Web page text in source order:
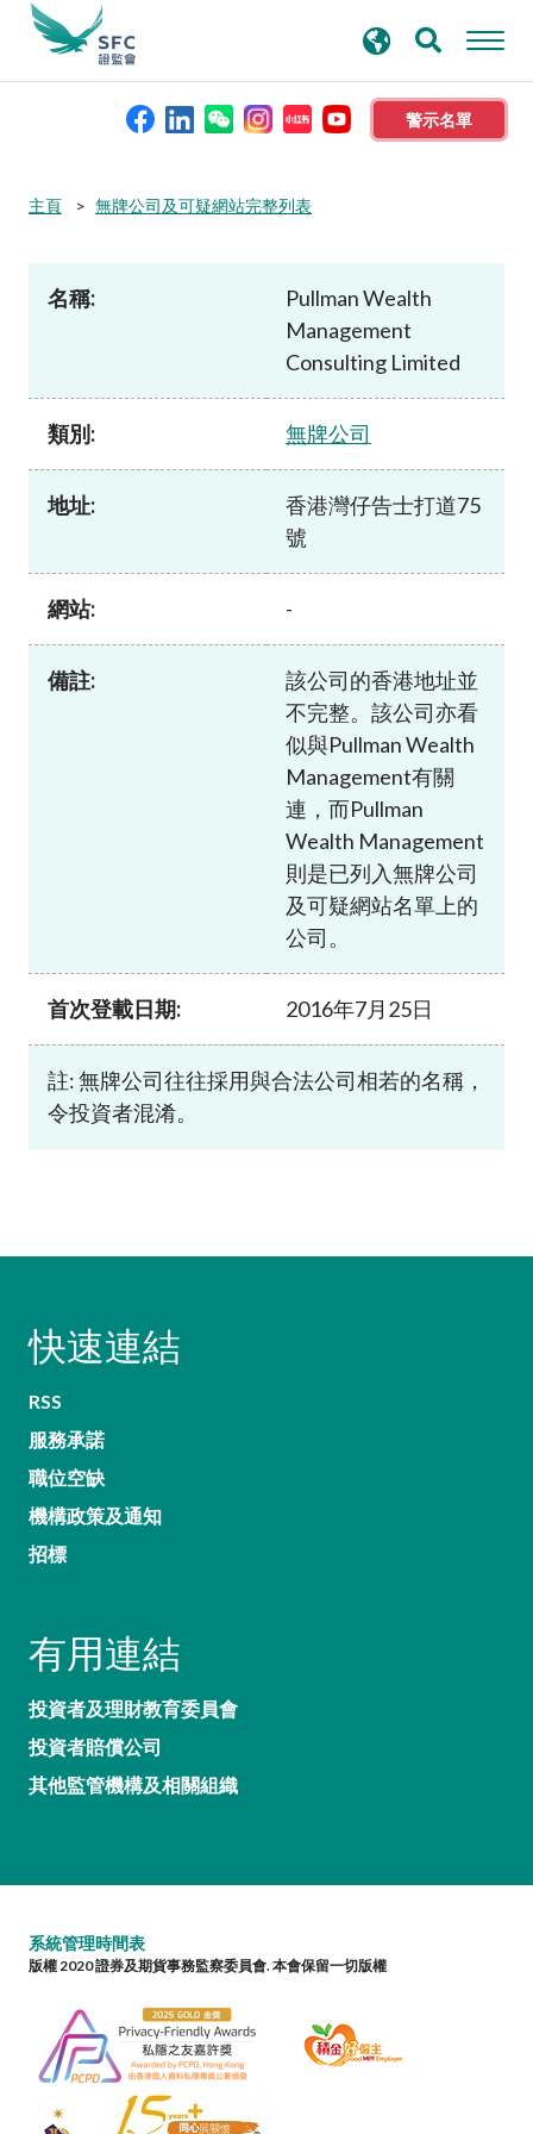
警示名單
本會簡介
尋
主頁 無牌公司及可疑網站完整列表
名稱:
Pullman Wealth
Management
Consulting Limited
類別: 無牌公司
地址:
香港灣仔告士打道75
號
網站: -
備註:
該公司的香港地址並
不完整。該公司亦看
似與Pullman Wealth
Management有關
連，而Pullman
Wealth Management
則是已列入無牌公司
及可疑網站名單上的
公司。
首次登載日期: 2016年7月25日
註: 無牌公司往往採用與合法公司相若的名稱，
令投資者混淆。
快速連結
RSS
服務承諾
職位空缺
機構政策及通知
招標
有用連結
投資者及理財教育委員會
投資者賠償公司
其他監管機構及相關組織
系統管理時間表
版權 2020 證券及期貨事務監察委員會. 本會保留一切版權